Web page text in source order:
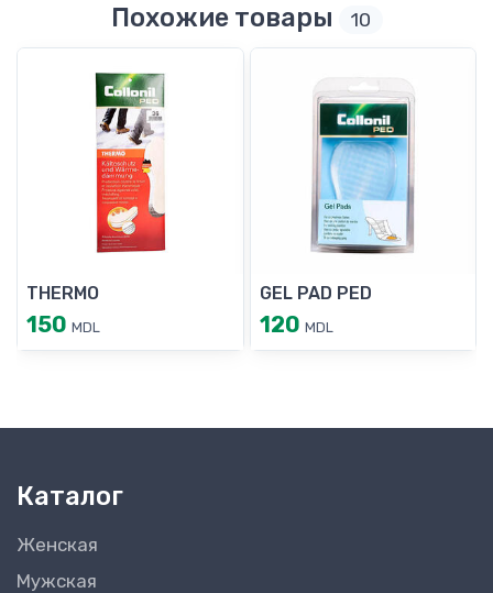
Похожие товары 10
THERMO
150 MDL
GEL PAD PED
120 MDL
Каталог
Женская
Мужская